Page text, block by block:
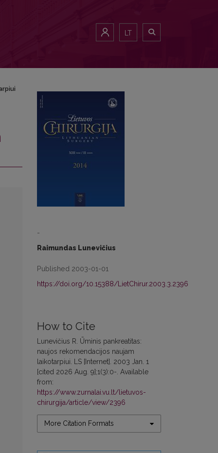
LT
-
Raimundas Lunevičius
Published 2003-01-01
https://doi.org/10.15388/LietChirur.2003.3.2396
How to Cite
Lunevičius R. Ūminis pankreatitas:
naujos rekomendacijos naujam
laikotarpiui. LS [Internet]. 2003 Jan. 1
[cited 2026 Aug. 9];1(3):0-. Available
from:
https://www.zurnalai.vu.lt/lietuvos-
chirurgija/article/view/2396
More Citation Formats